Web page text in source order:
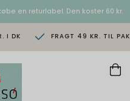
en returlabel. Den koster 60 kr.
I DK FRAGT 49 KR. TIL